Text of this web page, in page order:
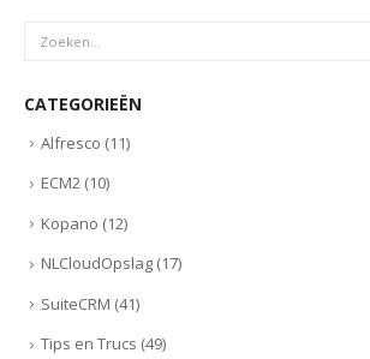
CATEGORIEËN
Alfresco (11)
ECM2 (10)
Kopano (12)
NLCloudOpslag (17)
SuiteCRM (41)
Tips en Trucs (49)